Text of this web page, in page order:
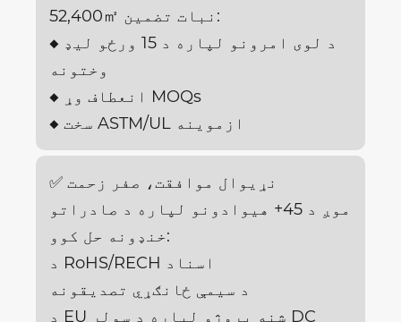
52,400㎡ نبات تضمین:
◆ د لوی امرونو لپاره د 15 ورځو لیډ
وختونه
◆ انعطاف وړ MOQs
◆ سخت ASTM/UL ازموینه
✅ نړیوال موافقت، صفر زحمت
موږ د 45+ هیوادونو لپاره د صادراتو
خنډونه حل کوو:
د RoHS/RECH اسناد
د سیمې ځانګړي تصدیقونه
د EU شنه پروژو لپاره د سولر DC